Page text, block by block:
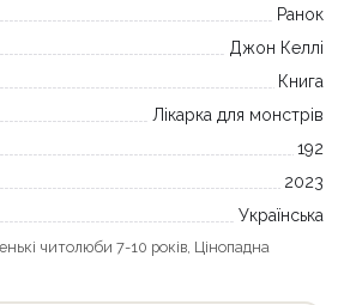
Ранок
Джон Келлі
Книга
Лікарка для монстрів
192
2023
Українська
читолюби 7-10 років Цінопадна